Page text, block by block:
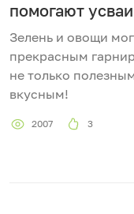
помогают
Зелень и овощи
прекрасным
не только
вкусным!
2007 3